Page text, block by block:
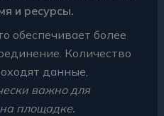
и ресурсы.
обеспечивает более
Количество
данные,
важно для
площадке.